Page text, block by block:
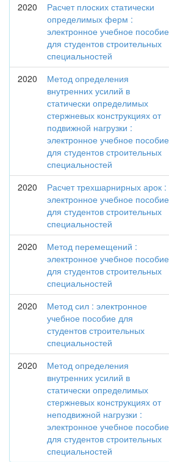
2020
Расчет плоских статически
определимых ферм :
электронное учебное пособие
для студентов строительных
специальностей
2020
Метод определения
внутренних усилий в
статически определимых
стержневых конструкциях от
подвижной нагрузки :
электронное учебное пособие
для студентов строительных
специальностей
2020
Расчет трехшарнирных арок :
электронное учебное пособие
для студентов строительных
специальностей
2020
Метод перемещений :
электронное учебное пособие
для студентов строительных
специальностей
2020
Метод сил : электронное
учебное пособие для
студентов строительных
специальностей
2020
Метод определения
внутренних усилий в
статически определимых
стержневых конструкциях от
неподвижной нагрузки :
электронное учебное пособие
для студентов строительных
специальностей